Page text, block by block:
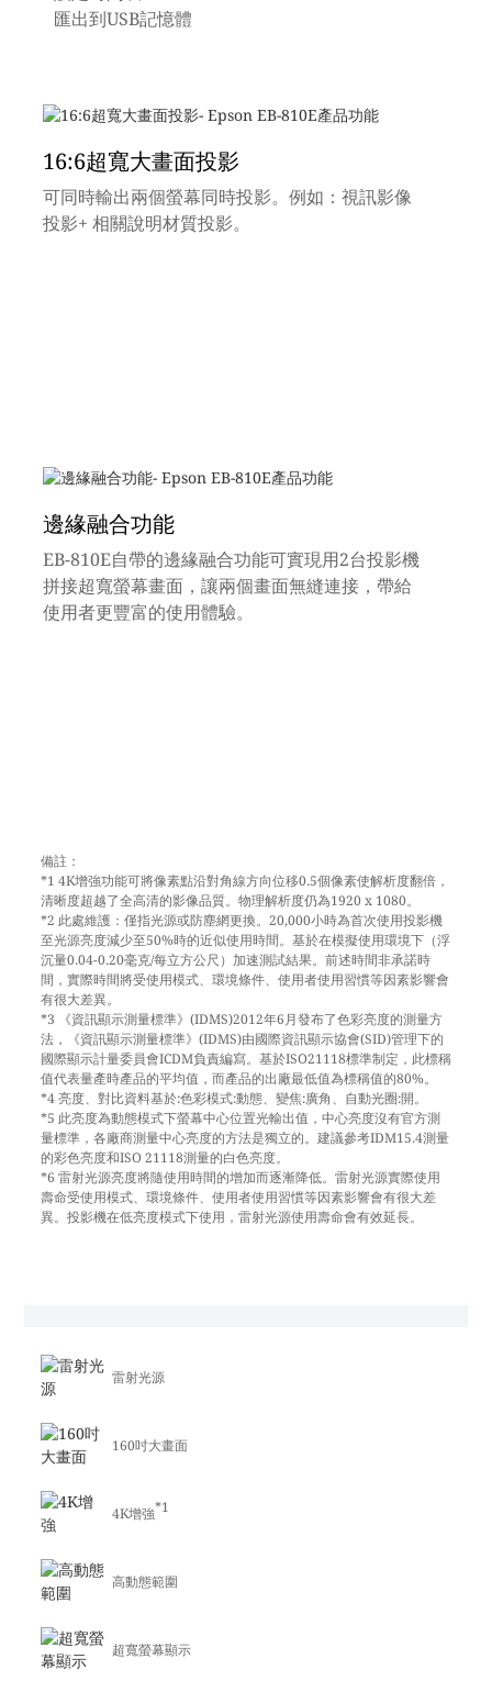
匯出到USB記憶體
16:6超寬大畫面投影
可同時輸出兩個螢幕同時投影。例如：視訊影像
投影+ 相關說明材質投影。
邊緣融合功能
EB-810E自帶的邊緣融合功能可實現用2台投影機
拼接超寬螢幕畫面，讓兩個畫面無縫連接，帶給
使用者更豐富的使用體驗。
備註：
*1 4K增強功能可將像素點沿對角線方向位移0.5個像素使解析度翻倍，
清晰度超越了全高清的影像品質。物理解析度仍為1920 x 1080。
*2 此處維護：僅指光源或防塵網更換。20,000小時為首次使用投影機
至光源亮度減少至50%時的近似使用時間。基於在模擬使用環境下（浮
沉量0.04-0.20毫克/每立方公尺）加速測試結果。前述時間非承諾時
間，實際時間將受使用模式、環境條件、使用者使用習慣等因素影響會
有很大差異。
*3 《資訊顯示測量標準》(IDMS)2012年6月發布了色彩亮度的測量方
法，《資訊顯示測量標準》(IDMS)由國際資訊顯示協會(SID)管理下的
國際顯示計量委員會ICDM負責編寫。基於ISO21118標準制定，此標稱
值代表量產時產品的平均值，而產品的出廠最低值為標稱值的80%。
*4 亮度、對比資料基於:色彩模式:動態、變焦:廣角、自動光圈:開。
*5 此亮度為動態模式下螢幕中心位置光輸出值，中心亮度沒有官方測
量標準，各廠商測量中心亮度的方法是獨立的。建議參考IDM15.4測量
的彩色亮度和ISO 21118測量的白色亮度。
*6 雷射光源亮度將隨使用時間的增加而逐漸降低。雷射光源實際使用
壽命受使用模式、環境條件、使用者使用習慣等因素影響會有很大差
異。投影機在低亮度模式下使用，雷射光源使用壽命會有效延長。
雷射光源
160吋大畫面
4K增強*1
高動態範圍
超寬螢幕顯示